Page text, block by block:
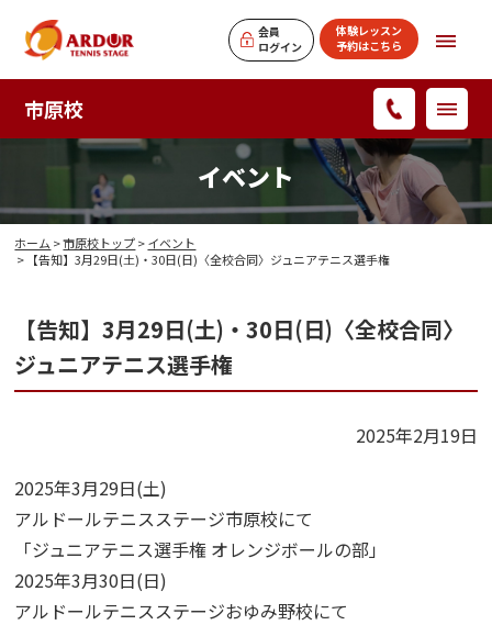
会員
ログイン
体験レッスン
予約はこちら
市原校
イベント
ホーム >市原校トップ>イベント
> 【告知】3月29日(土)・30日(日)〈全校合同〉ジュニアテニス選手権
【告知】3月29日(土)・30日(日)〈全校合同〉
ジュニアテニス選手権
2025年2月19日
2025年3月29日(土)
アルドールテニスステージ市原校にて
「ジュニアテニス選手権 オレンジボールの部」
2025年3月30日(日)
アルドールテニスステージおゆみ野校にて